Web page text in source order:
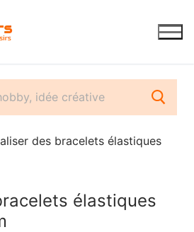
des bracelets élastiques
élastiques